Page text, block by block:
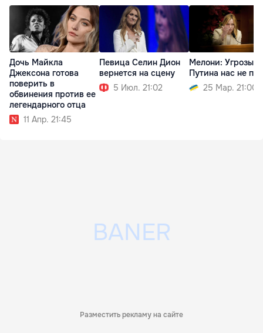
Дочь Майкла
Джексона готова
поверить в
обвинения против ее
легендарного отца
11 Апр. 21:45
Певица Селин Дион
вернется на сцену
5 Июл. 21:02
Мелони: Угрозы
Путина нас не
25 Мар. 21:00
Разместить рекламу на сайте